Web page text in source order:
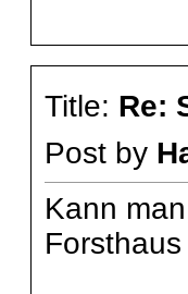
Title: Re:
Post by
Kann